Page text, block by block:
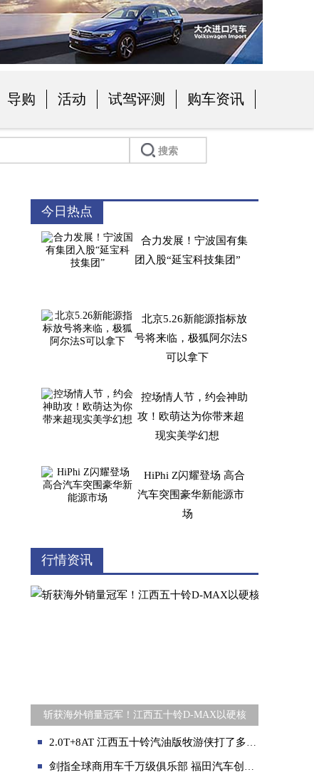
导购 活动 试驾评测 购车资讯
今日热点
合力发展！宁波国有集
团入股“延宝科技集团”
北京5.26新能源指标放
号将来临，极狐阿尔法S
可以拿下
控场情人节，约会神助
攻！欧萌达为你带来超
现实美学幻想
HiPhi Z闪耀登场 高合
汽车突围豪华新能源市
场
龙汽车向汶川特大地震
纪念馆捐赠凡尔赛C5
行情资讯
斩获海外销量冠军！江西五十铃D-MAX以硬核
2.0T+8AT 江西五十铃汽油版牧游侠打了多少人的脸
剑指全球商用车千万级俱乐部 福田汽车创领价值跃升